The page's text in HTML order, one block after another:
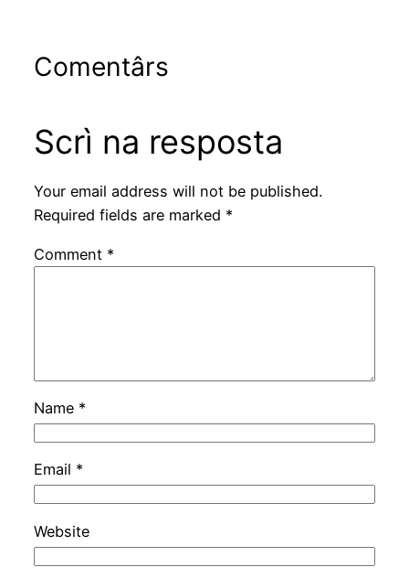
Comentârs
Scrì na resposta
Your email address will not be published.
Required fields are marked *
Comment *
Name *
Email *
Website